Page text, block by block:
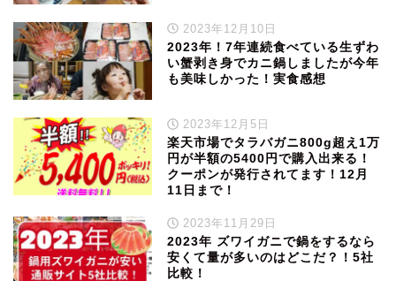
2023年12月10日
2023年！7年連続食べている生ずわ
い蟹剥き身でカニ鍋しましたが今年
も美味しかった！実食感想
2023年12月5日
楽天市場でタラバガニ800g超え1万
円が半額の5400円で購入出来る！
クーポンが発行されてます！12月
11日まで！
2023年11月29日
2023年 ズワイガニで鍋をするなら
安くて量が多いのはどこだ？！5社
比較！